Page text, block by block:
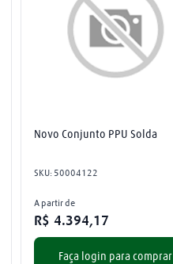
Novo Conjunto PPU Solda
SKU: 50004122
A partir de
R$ 4.394,17
Faça login para comprar